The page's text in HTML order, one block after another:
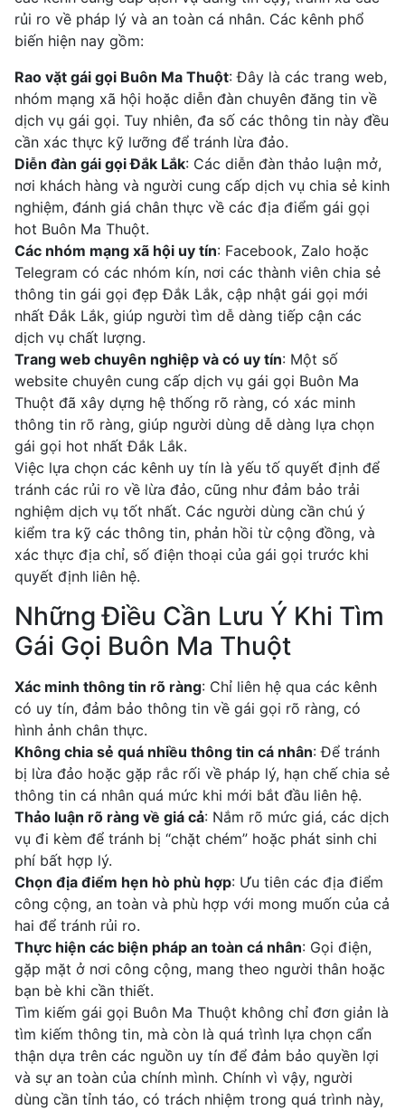
rủi ro về pháp lý và an toàn cá nhân. Các kênh phổ
biến hiện nay gồm:
Rao vặt gái gọi Buôn Ma Thuột: Đây là các trang web,
nhóm mạng xã hội hoặc diễn đàn chuyên đăng tin về
dịch vụ gái gọi. Tuy nhiên, đa số các thông tin này đều
cần xác thực kỹ lưỡng để tránh lừa đảo.
Diễn đàn gái gọi Đắk Lắk: Các diễn đàn thảo luận mở,
nơi khách hàng và người cung cấp dịch vụ chia sẻ kinh
nghiệm, đánh giá chân thực về các địa điểm gái gọi
hot Buôn Ma Thuột.
Các nhóm mạng xã hội uy tín: Facebook, Zalo hoặc
Telegram có các nhóm kín, nơi các thành viên chia sẻ
thông tin gái gọi đẹp Đắk Lắk, cập nhật gái gọi mới
nhất Đắk Lắk, giúp người tìm dễ dàng tiếp cận các
dịch vụ chất lượng.
Trang web chuyên nghiệp và có uy tín: Một số
website chuyên cung cấp dịch vụ gái gọi Buôn Ma
Thuột đã xây dựng hệ thống rõ ràng, có xác minh
thông tin rõ ràng, giúp người dùng dễ dàng lựa chọn
gái gọi hot nhất Đắk Lắk.
Việc lựa chọn các kênh uy tín là yếu tố quyết định để
tránh các rủi ro về lừa đảo, cũng như đảm bảo trải
nghiệm dịch vụ tốt nhất. Các người dùng cần chú ý
kiểm tra kỹ các thông tin, phản hồi từ cộng đồng, và
xác thực địa chỉ, số điện thoại của gái gọi trước khi
quyết định liên hệ.
Những Điều Cần Lưu Ý Khi Tìm
Gái Gọi Buôn Ma Thuột
Xác minh thông tin rõ ràng: Chỉ liên hệ qua các kênh
có uy tín, đảm bảo thông tin về gái gọi rõ ràng, có
hình ảnh chân thực.
Không chia sẻ quá nhiều thông tin cá nhân: Để tránh
bị lừa đảo hoặc gặp rắc rối về pháp lý, hạn chế chia sẻ
thông tin cá nhân quá mức khi mới bắt đầu liên hệ.
Thảo luận rõ ràng về giá cả: Nắm rõ mức giá, các dịch
vụ đi kèm để tránh bị “chặt chém” hoặc phát sinh chi
phí bất hợp lý.
Chọn địa điểm hẹn hò phù hợp: Ưu tiên các địa điểm
công cộng, an toàn và phù hợp với mong muốn của cả
hai để tránh rủi ro.
Thực hiện các biện pháp an toàn cá nhân: Gọi điện,
gặp mặt ở nơi công cộng, mang theo người thân hoặc
bạn bè khi cần thiết.
Tìm kiếm gái gọi Buôn Ma Thuột không chỉ đơn giản là
tìm kiếm thông tin, mà còn là quá trình lựa chọn cẩn
thận dựa trên các nguồn uy tín để đảm bảo quyền lợi
và sự an toàn của chính mình. Chính vì vậy, người
dùng cần tỉnh táo, có trách nhiệm trong quá trình này,